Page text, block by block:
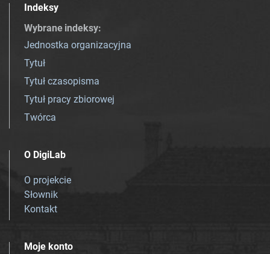
Indeksy
Wybrane indeksy:
Jednostka organizacyjna
Tytuł
Tytuł czasopisma
Tytuł pracy zbiorowej
Twórca
O DigiLab
O projekcie
Słownik
Kontakt
Moje konto